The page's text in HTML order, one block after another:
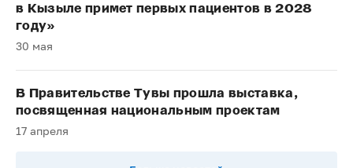
в Кызыле примет первых пациентов в 2028
году»
30 мая
В Правительстве Тувы прошла выставка,
посвященная национальным проектам
17 апреля